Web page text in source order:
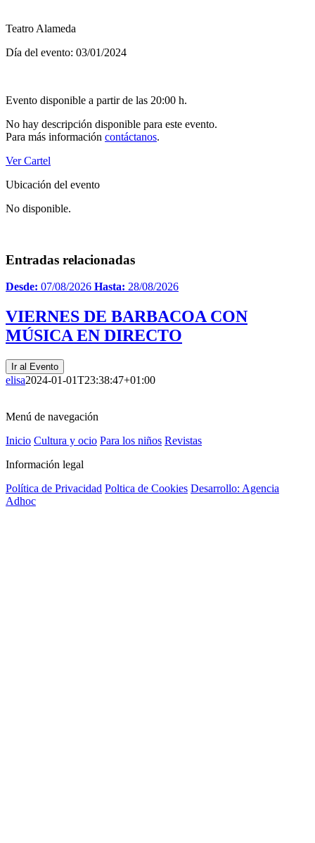
Teatro Alameda
Día del evento: 03/01/2024
Evento disponible a partir de las 20:00 h.
No hay descripción disponible para este evento.
Para más información contáctanos.
Ver Cartel
Ubicación del evento
No disponible.
Entradas relacionadas
Desde: 07/08/2026 Hasta: 28/08/2026
VIERNES DE BARBACOA CON
MÚSICA EN DIRECTO
Ir al Evento
elisa2024-01-01T23:38:47+01:00
Menú de navegación
Inicio Cultura y ocio Para los niños Revistas
Información legal
Política de Privacidad Poltica de Cookies Desarrollo: Agencia
Adhoc